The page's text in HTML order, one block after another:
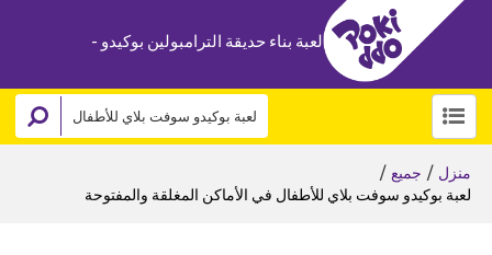
لعبة بناء حديقة الترامبولين بوكيدو -
منزل / جميع /
لعبة بوكيدو سوفت بلاي للأطفال في الأماكن المغلقة والمفتوحة